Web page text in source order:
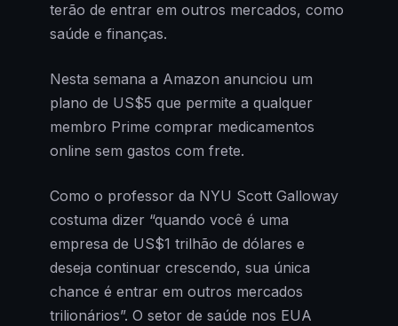
terão de entrar em outros mercados, como
saúde e finanças.
Nesta semana a Amazon anunciou um
plano de US$5 que permite a qualquer
membro Prime comprar medicamentos
online sem gastos com frete.
Como o professor da NYU Scott Galloway
costuma dizer “quando você é uma
empresa de US$1 trilhão de dólares e
deseja continuar crescendo, sua única
chance é entrar em outros mercados
trilionários”. O setor de saúde nos EUA